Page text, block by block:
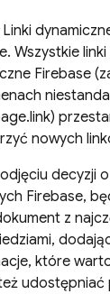
Wszystkie
Firebase
nowych
decyzji
Firebase,
z
które